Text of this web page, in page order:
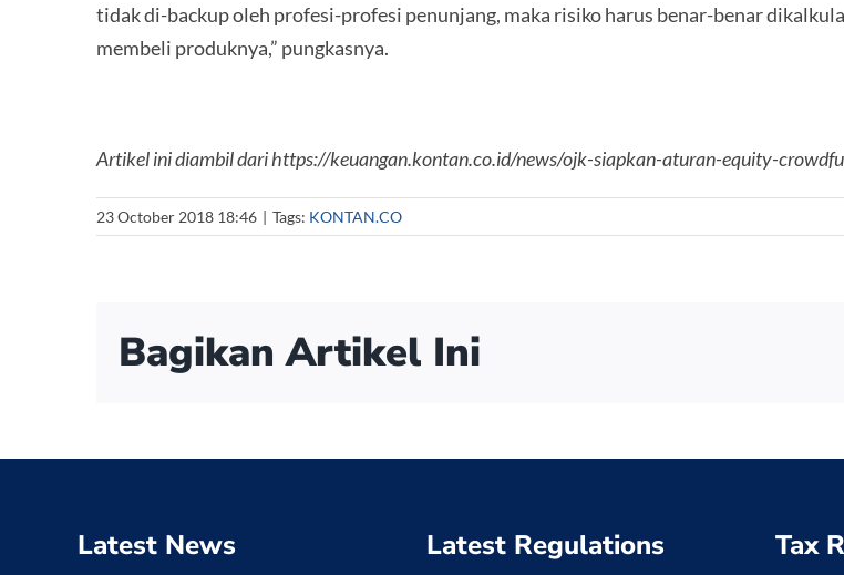
tidak di-backup oleh profesi-profesi penunjang, maka risiko harus benar-benar
membeli produknya,” pungkasnya.
Artikel ini diambil dari https://keuangan.kontan.co.id/news/ojk-siapkan-aturan-equity-
23 October 2018 18:46 | Tags: KONTAN.CO
Bagikan Artikel Ini
Latest News Latest Regulations Tax